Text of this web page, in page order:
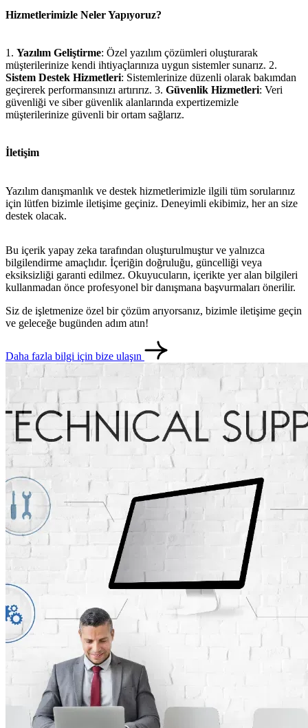
İletişim English
Hizmetlerimizle Neler Yapıyoruz?
1. Yazılım Geliştirme: Özel yazılım çözümleri oluşturarak
müşterilerinize kendi ihtiyaçlarınıza uygun sistemler sunarız. 2.
Sistem Destek Hizmetleri: Sistemlerinize düzenli olarak bakımdan
geçirerek performansınızı artırırız. 3. Güvenlik Hizmetleri: Veri
güvenliği ve siber güvenlik alanlarında expertizemizle
müşterilerinize güvenli bir ortam sağlarız.
İletişim
Yazılım danışmanlık ve destek hizmetlerimizle ilgili tüm sorularınız
için lütfen bizimle iletişime geçiniz. Deneyimli ekibimiz, her an size
destek olacak.
Bu içerik yapay zeka tarafından oluşturulmuştur ve yalnızca
bilgilendirme amaçlıdır. İçeriğin doğruluğu, güncelliği veya
eksiksizliği garanti edilmez. Okuyucuların, içerikte yer alan bilgileri
kullanmadan önce profesyonel bir danışmana başvurmaları önerilir.
Siz de işletmenize özel bir çözüm arıyorsanız, bizimle iletişime geçin
ve geleceğe bugünden adım atın!
Daha fazla bilgi için bize ulaşın